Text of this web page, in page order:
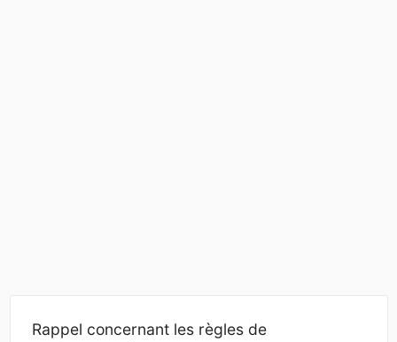
Rappel concernant les règles de